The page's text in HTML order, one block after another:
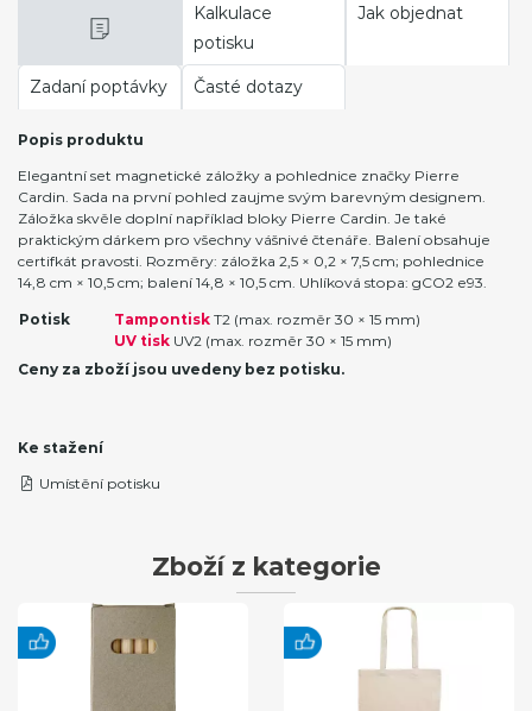
Kalkulace
potisku
Jak objednat
Zadaní poptávky Časté dotazy
Popis produktu
Elegantní set magnetické záložky a pohlednice značky Pierre
Cardin. Sada na první pohled zaujme svým barevným designem.
Záložka skvěle doplní například bloky Pierre Cardin. Je také
praktickým dárkem pro všechny vášnivé čtenáře. Balení obsahuje
certifkát pravosti. Rozměry: záložka 2,5 × 0,2 × 7,5 cm; pohlednice
14,8 cm × 10,5 cm; balení 14,8 × 10,5 cm. Uhlíková stopa: gCO2 e93.
Potisk Tampontisk T2 (max. rozměr 30 × 15 mm)
UV tisk UV2 (max. rozměr 30 × 15 mm)
Ceny za zboží jsou uvedeny bez potisku.
Ke stažení
Umístění potisku
Zboží z kategorie